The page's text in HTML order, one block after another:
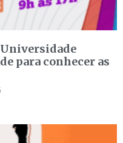
para conhecer as